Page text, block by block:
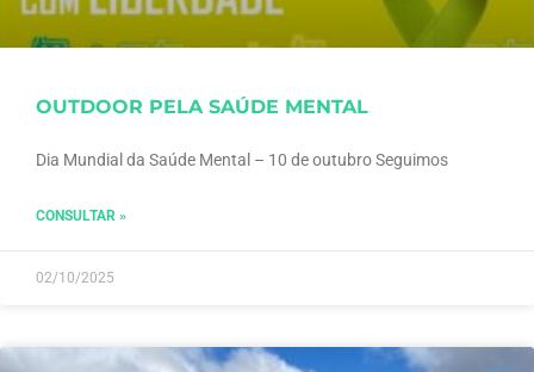
OUTDOOR PELA SAÚDE MENTAL
Dia Mundial da Saúde Mental – 10 de outubro Seguimos
CONSULTAR »
02/10/2025